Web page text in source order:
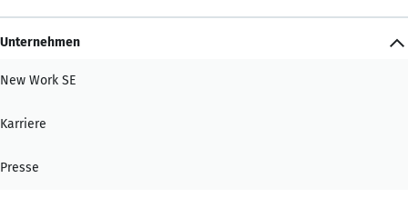
Unternehmen
New Work SE
Karriere
Presse